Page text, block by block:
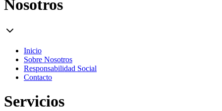
Nosotros
Inicio
Sobre Nosotros
Responsabilidad Social
Contacto
Servicios